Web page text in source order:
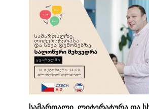
სამართალი, ლიტერატურა და